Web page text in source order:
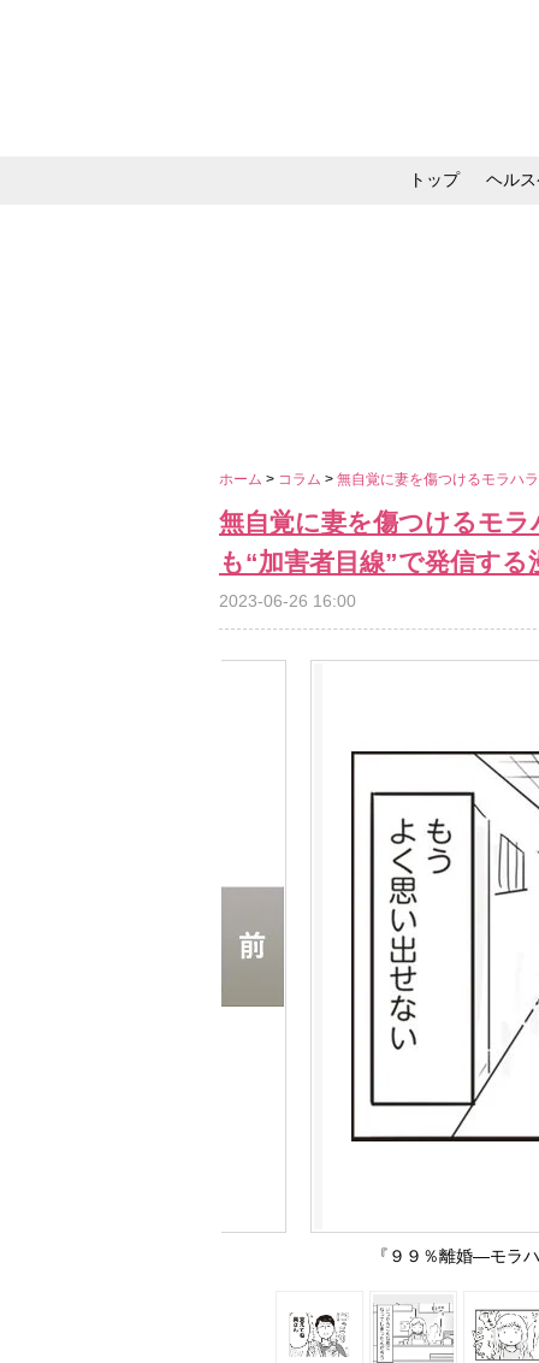
トップ ヘル
ホーム > コラム > 無自覚に妻を傷つけるモラハ
無自覚に妻を傷つけるモ
も“加害者目線”で発信す
2023-06-26 16:00
『９９％離婚―モラ